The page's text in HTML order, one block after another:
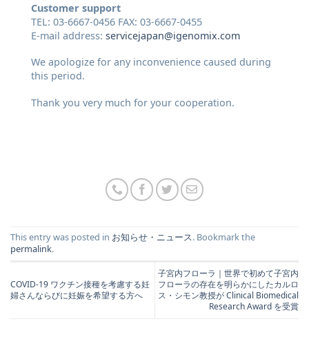
Customer support
TEL: 03-6667-0456 FAX: 03-6667-0455
E-mail address: servicejapan@igenomix.com
We apologize for any inconvenience caused during
this period.
Thank you very much for your cooperation.
This entry was posted in お知らせ・ニュース. Bookmark the
permalink.
COVID-19 ワクチン接種を考慮する妊
婦さんならびに妊娠を希望する⽅へ
子宮内フローラ｜世界で初めて子宮内
フローラの存在を明らかにしたカルロ
ス・シモン教授が Clinical Biomedical
Research Award を受賞